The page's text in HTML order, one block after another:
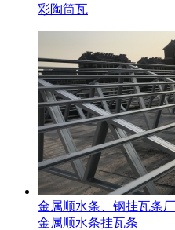
彩陶筒瓦
金属顺水条、钢挂瓦条
金属顺水条挂瓦条